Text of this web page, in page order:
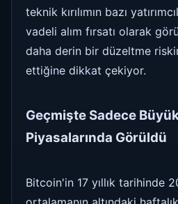
teknik kırılımın bazı
vadeli alım fırsatı olarak
daha derin bir düzeltme
ettiğine dikkat çekiyor.
Geçmişte Sadece Büyük
Piyasalarında Görüldü
Bitcoin'in 17 yıllık tarihinde